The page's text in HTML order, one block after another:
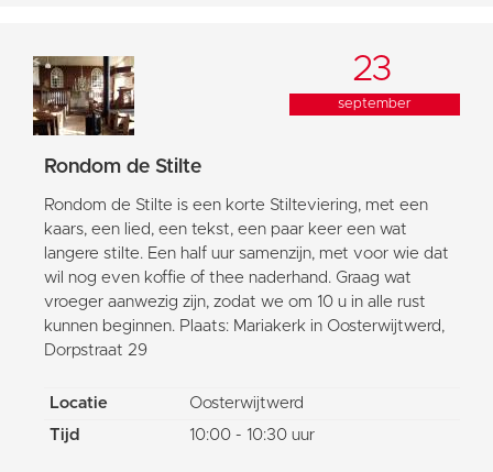
23
september
Rondom de Stilte
Rondom de Stilte is een korte Stilteviering, met een
kaars, een lied, een tekst, een paar keer een wat
langere stilte. Een half uur samenzijn, met voor wie dat
wil nog even koffie of thee naderhand. Graag wat
vroeger aanwezig zijn, zodat we om 10 u in alle rust
kunnen beginnen. Plaats: Mariakerk in Oosterwijtwerd,
Dorpstraat 29
Locatie
Oosterwijtwerd
Tijd
10:00 - 10:30 uur